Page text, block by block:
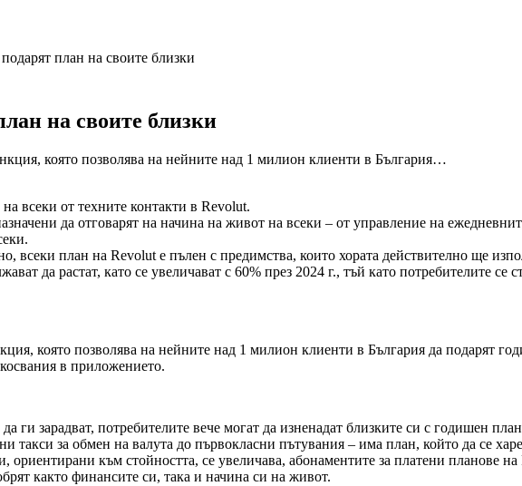
план на своите близки
на своите близки
която позволява на нейните над 1 милион клиенти в България…
всеки от техните контакти в Revolut.
да отговарят на начина на живот на всеки – от управление на
всеки план на Revolut е пълен с предимства, които хората действително ще
да растат, като се увеличават с 60% през 2024 г., тъй като потребителите се
която позволява на нейните над 1 милион клиенти в България да подарят
в приложението.
ги зарадват, потребителите вече могат да изненадат близките си с годишен
за обмен на валута до първокласни пътувания – има план, който да се
към стойността, се увеличава, абонаментите за платени планове
както финансите си, така и начина си на живот.